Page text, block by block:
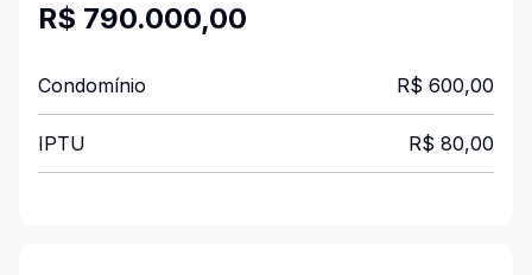
R$ 790.000,00
Condomínio R$ 600,00
IPTU R$ 80,00